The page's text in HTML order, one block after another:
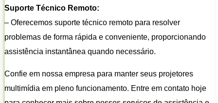
Suporte Técnico Remoto:
– Oferecemos suporte técnico remoto para resolver
problemas de forma rápida e conveniente, proporcionando
assistência instantânea quando necessário.
Confie em nossa empresa para manter seus projetores
multimídia em pleno funcionamento. Entre em contato hoje